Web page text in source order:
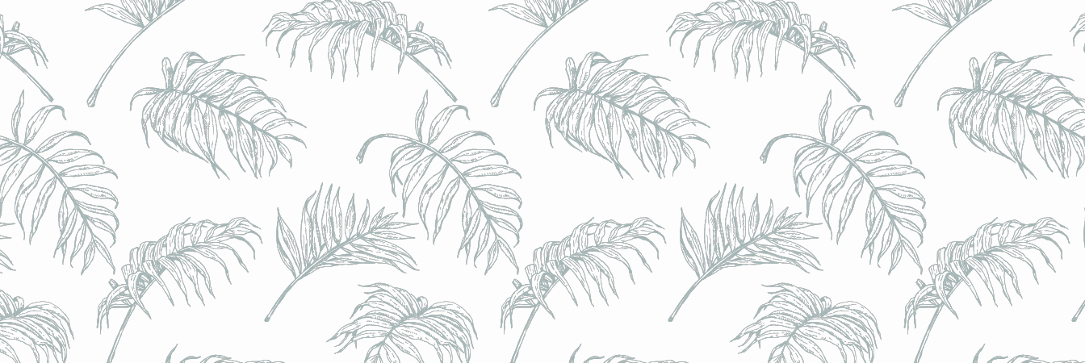
BRULO (UK) - King For A Day NEIPA - (Sans Alcool) - 0,5% - Canette 33cl
BRULO (UK) - King For A Day NEIPA - (Sans Alcool) - 0,5% - Canette 33cl
Achat immédiat